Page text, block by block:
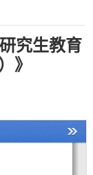
究生教育
》